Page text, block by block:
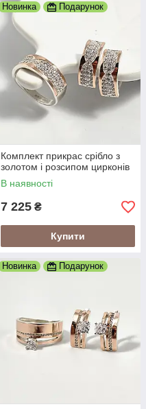
Новинка Подарунок
Комплект прикрас срібло з
золотом і розсипом цирконів
В наявності
7 225 ₴
Купити
Новинка Подарунок